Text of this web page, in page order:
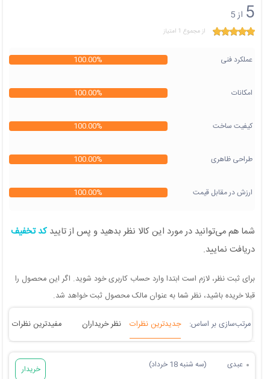
5 از 5
از مجموع 1 امتیاز
عملکرد فنی 100.00%
امکانات 100.00%
کیفیت ساخت 100.00%
طراحی ظاهری 100.00%
ارزش در مقابل قیمت 100.00%
شما هم می‌توانید در مورد این کالا نظر بدهید و پس از تایید کد تخفیف
دریافت نمایید.
برای ثبت نظر، لازم است ابتدا وارد حساب کاربری خود شوید. اگر این محصول را
قبلا خریده باشید، نظر شما به عنوان مالک محصول ثبت خواهد شد.
جدیدترین نظرات نظر خریداران مفیدترین نظرات
عبدی (سه شنبه 18 خرداد) خریدار